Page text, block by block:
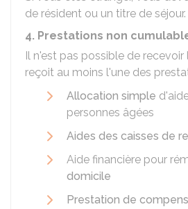
de résident ou un titre de séjour.
4. Prestations non
Il n'est pas possible de recevoir
reçoit au moins l'une des
Allocation simple
personnes âgées
Aides des caisses de
Aide financière pour
domicile
Prestation de